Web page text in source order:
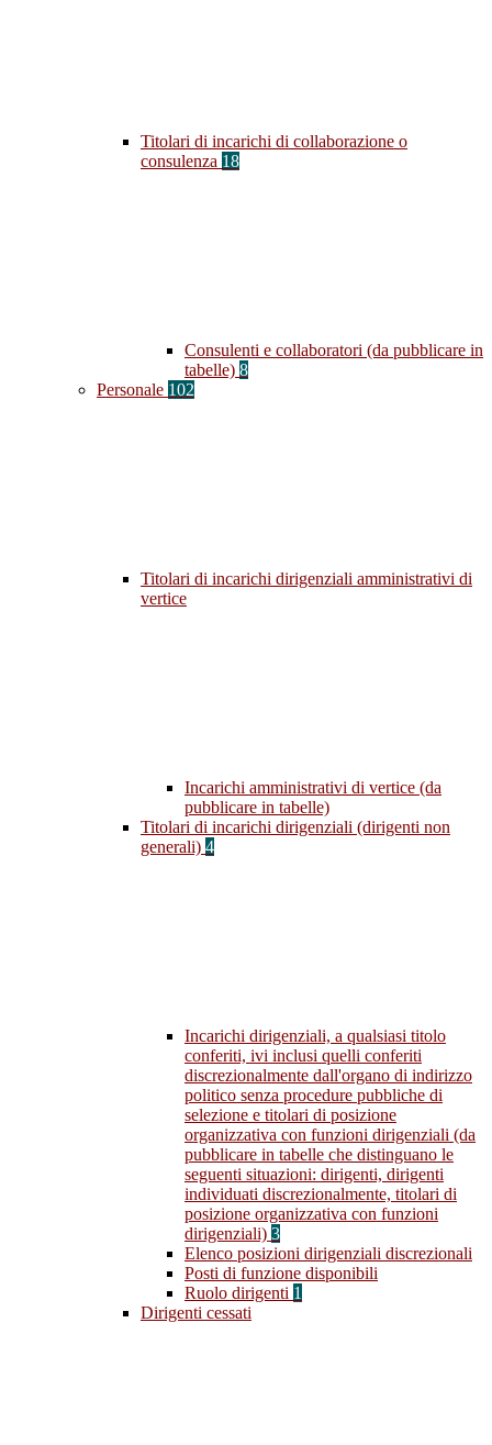
Titolari di incarichi di collaborazione o
consulenza 18
Consulenti e collaboratori (da pubblicare in
tabelle) 8
Personale 102
Titolari di incarichi dirigenziali amministrativi di
vertice
Incarichi amministrativi di vertice (da
pubblicare in tabelle)
Titolari di incarichi dirigenziali (dirigenti non
generali) 4
Incarichi dirigenziali, a qualsiasi titolo
conferiti, ivi inclusi quelli conferiti
discrezionalmente dall'organo di indirizzo
politico senza procedure pubbliche di
selezione e titolari di posizione
organizzativa con funzioni dirigenziali (da
pubblicare in tabelle che distinguano le
seguenti situazioni: dirigenti, dirigenti
individuati discrezionalmente, titolari di
posizione organizzativa con funzioni
dirigenziali) 3
Elenco posizioni dirigenziali discrezionali
Posti di funzione disponibili
Ruolo dirigenti 1
Dirigenti cessati